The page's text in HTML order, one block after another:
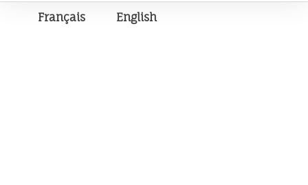
Français English